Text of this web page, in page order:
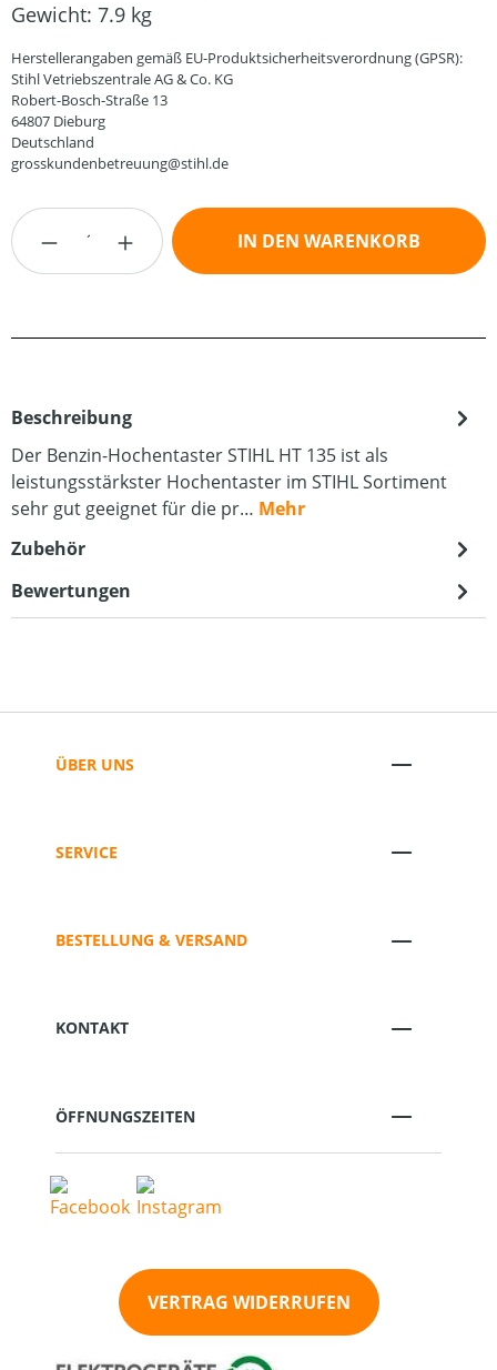
Gewicht: 7.9 kg
Herstellerangaben gemäß EU-Produktsicherheitsverordnung (GPSR):
Stihl Vetriebszentrale AG & Co. KG
Robert-Bosch-Straße 13
64807 Dieburg
Deutschland
grosskundenbetreuung@stihl.de
Produkt Anzahl: Gib den gewünschten
IN DEN WARENKORB
Beschreibung
Der Benzin-Hochentaster STIHL HT 135 ist als
leistungsstärkster Hochentaster im STIHL Sortiment
sehr gut geeignet für die pr… Mehr
Zubehör
Bewertungen
ÜBER UNS
SERVICE
BESTELLUNG & VERSAND
KONTAKT
ÖFFNUNGSZEITEN
VERTRAG WIDERRUFEN